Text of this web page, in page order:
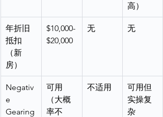
高）
年折旧
抵扣
（新
房）
$10,000-
$20,000
无 无
Negativ
e
Gearing
可用
（大概
率不
不适用
可用但
实操复
杂